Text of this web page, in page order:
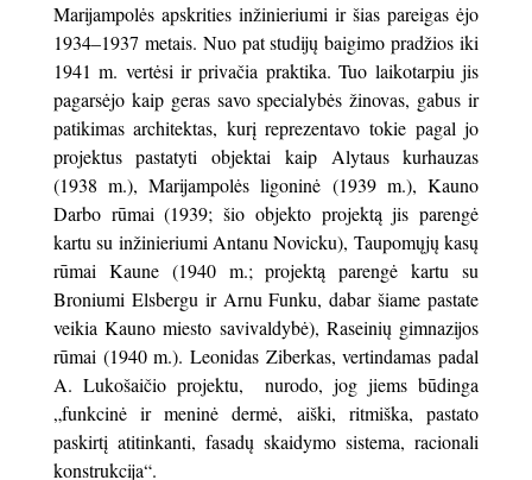
Marijampolės apskrities inžinieriumi ir šias pareigas ėjo
1934–1937 metais. Nuo pat studijų baigimo pradžios iki
1941 m. vertėsi ir privačia praktika. Tuo laikotarpiu jis
pagarsėjo kaip geras savo specialybės žinovas, gabus ir
patikimas architektas, kurį reprezentavo tokie pagal jo
projektus pastatyti objektai kaip Alytaus kurhauzas
(1938 m.), Marijampolės ligoninė (1939 m.), Kauno
Darbo rūmai (1939; šio objekto projektą jis parengė
kartu su inžinieriumi Antanu Novicku), Taupomųjų kasų
rūmai Kaune (1940 m.; projektą parengė kartu su
Broniumi Elsbergu ir Arnu Funku, dabar šiame pastate
veikia Kauno miesto savivaldybė), Raseinių gimnazijos
rūmai (1940 m.). Leonidas Ziberkas, vertindamas padal
A. Lukošaičio projektu, nurodo, jog jiems būdinga
„funkcinė ir meninė dermė, aiški, ritmiška, pastato
paskirtį atitinkanti, fasadų skaidymo sistema, racionali
konstrukcija“.